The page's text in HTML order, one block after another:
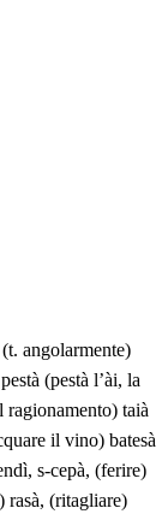
angolarmente)
(pestà l’ài, la
taià
il vino) batesà
s-cepà, (ferire)
rasà, (ritagliare)